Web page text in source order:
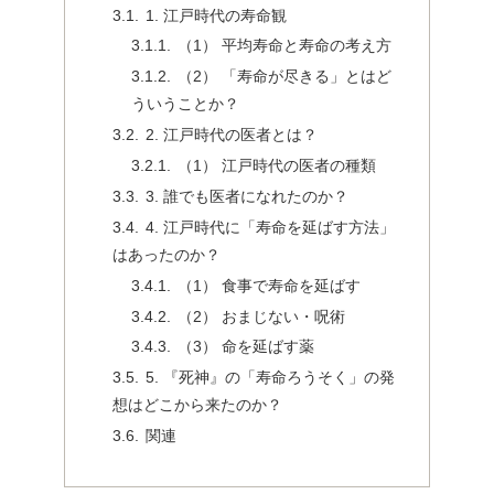
1. 江戸時代の寿命観
（1） 平均寿命と寿命の考え方
（2） 「寿命が尽きる」とはど
ういうことか？
2. 江戸時代の医者とは？
（1） 江戸時代の医者の種類
3. 誰でも医者になれたのか？
4. 江戸時代に「寿命を延ばす方法」
はあったのか？
（1） 食事で寿命を延ばす
（2） おまじない・呪術
（3） 命を延ばす薬
5. 『死神』の「寿命ろうそく」の発
想はどこから来たのか？
関連